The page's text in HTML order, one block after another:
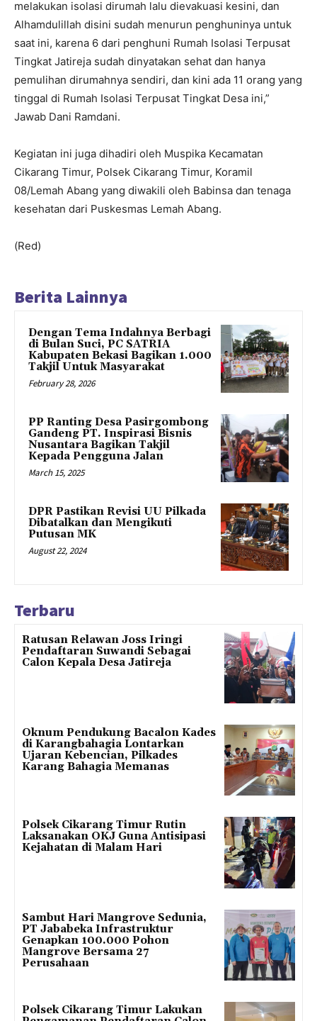
melakukan isolasi dirumah lalu dievakuasi kesini, dan
Alhamdulillah disini sudah menurun penghuninya untuk
saat ini, karena 6 dari penghuni Rumah Isolasi Terpusat
Tingkat Jatireja sudah dinyatakan sehat dan hanya
pemulihan dirumahnya sendiri, dan kini ada 11 orang yang
tinggal di Rumah Isolasi Terpusat Tingkat Desa ini,”
Jawab Dani Ramdani.
Kegiatan ini juga dihadiri oleh Muspika Kecamatan
Cikarang Timur, Polsek Cikarang Timur, Koramil
08/Lemah Abang yang diwakili oleh Babinsa dan tenaga
kesehatan dari Puskesmas Lemah Abang.
(Red)
Berita Lainnya
Dengan Tema Indahnya Berbagi
di Bulan Suci, PC SATRIA
Kabupaten Bekasi Bagikan 1.000
Takjil Untuk Masyarakat
February 28, 2026
PP Ranting Desa Pasirgombong
Gandeng PT. Inspirasi Bisnis
Nusantara Bagikan Takjil
Kepada Pengguna Jalan
March 15, 2025
DPR Pastikan Revisi UU Pilkada
Dibatalkan dan Mengikuti
Putusan MK
August 22, 2024
Terbaru
Ratusan Relawan Joss Iringi
Pendaftaran Suwandi Sebagai
Calon Kepala Desa Jatireja
Oknum Pendukung Bacalon Kades
di Karangbahagia Lontarkan
Ujaran Kebencian, Pilkades
Karang Bahagia Memanas
Polsek Cikarang Timur Rutin
Laksanakan OKJ Guna Antisipasi
Kejahatan di Malam Hari
Sambut Hari Mangrove Sedunia,
PT Jababeka Infrastruktur
Genapkan 100.000 Pohon
Mangrove Bersama 27
Perusahaan
Polsek Cikarang Timur Lakukan